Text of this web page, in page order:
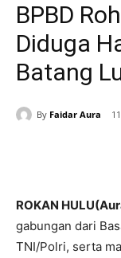
BPBD
Diduga
Batang
By Faidar Aura
ROKAN
gabungan dari
TNI/Polri, serta